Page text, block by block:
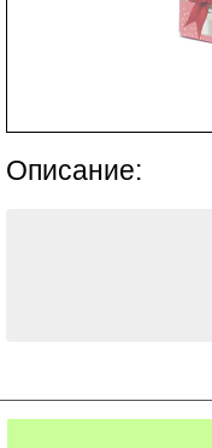
Описание: